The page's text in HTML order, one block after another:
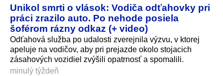
Unikol smrti o vlások: Vodiča odťahovky pri
práci zrazilo auto. Po nehode posiela
šoférom rázny odkaz (+ video)
Odťahová služba po udalosti zverejnila výzvu, v ktorej
apeluje na vodičov, aby pri prejazde okolo stojacich
zásahových vozidiel zvýšili opatrnosť a spomalili.
minulý týždeň